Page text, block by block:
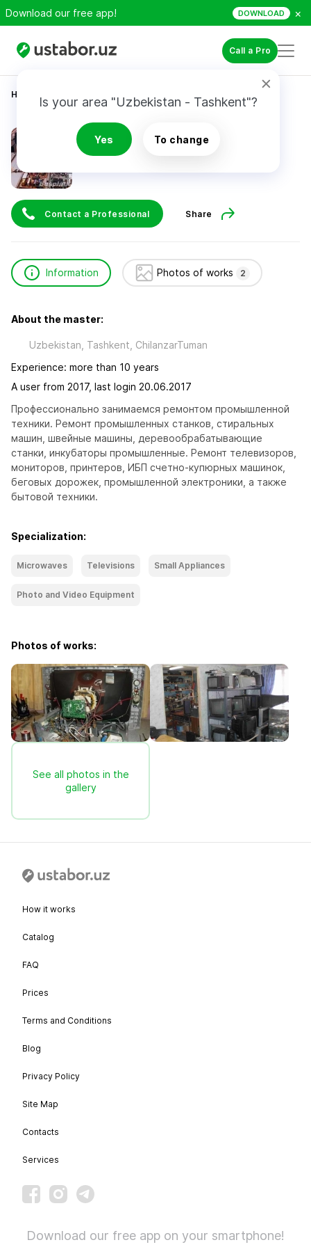
Download our free app! DOWNLOAD ×
Call a Pro
Is your area "Uzbekistan - Tashkent"?
Yes To change
Home
sigmaconnect
Contact a Professional Share
Information Photos of works 2
About the master:
Uzbekistan, Tashkent, ChilanzarTuman
Experience: more than 10 years
A user from 2017, last login 20.06.2017
Профессионально занимаемся ремонтом промышленной
техники. Ремонт промышленных станков, стиральных
машин, швейные машины, деревообрабатывающие
станки, инкубаторы промышленные. Ремонт телевизоров,
мониторов, принтеров, ИБП счетно-купюрных машинок,
беговых дорожек, промышленной электроники, а также
бытовой техники.
Specialization:
Microwaves Televisions Small Appliances
Photo and Video Equipment
Photos of works:
See all photos in the
gallery
How it works
Catalog
FAQ
Prices
Terms and Conditions
Blog
Privacy Policy
Site Map
Contacts
Services
Download our free app on your smartphone!